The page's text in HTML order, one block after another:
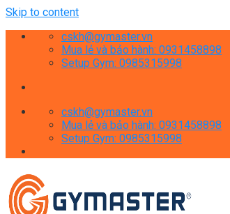
Skip to content
cskh@gymaster.vn
Mua lẻ và bảo hành: 0931458898
Setup Gym: 0985315998
cskh@gymaster.vn
Mua lẻ và bảo hành: 0931458898
Setup Gym: 0985315998